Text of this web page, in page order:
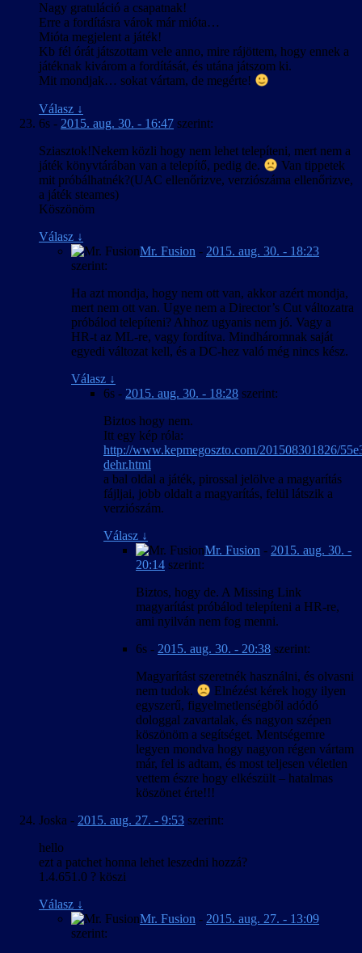
Nagy gratuláció a csapatnak!
Erre a fordításra várok már mióta…
Mióta megjelent a játék!
Kb fél órát játszottam vele anno, mire rájöttem, hogy ennek a
játéknak kivárom a fordítását, és utána játszom ki.
Mit mondjak… sokat vártam, de megérte!
Válasz ↓
6s - 2015. aug. 30. - 16:47 szerint:
Sziasztok!Nekem közli hogy nem lehet telepíteni, mert nem a
játék könyvtárában van a telepítő, pedig de.
Van tippetek
mit próbálhatnék?(UAC ellenőrizve, verziószáma ellenőrizve,
a játék steames)
Köszönöm
Válasz ↓
Mr. Fusion - 2015. aug. 30. - 18:23
szerint:
Ha azt mondja, hogy nem ott van, akkor azért mondja,
mert nem ott van. Ugye nem a Director’s Cut változatra
próbálod telepíteni? Ahhoz ugyanis nem jó. Vagy a
HR-t az ML-re, vagy fordítva. Mindháromnak saját
egyedi változat kell, és a DC-hez való még nincs kész.
Válasz ↓
6s - 2015. aug. 30. - 18:28 szerint:
Biztos hogy nem.
Itt egy kép róla:
http://www.kepmegoszto.com/201508301826/
dehr.html
a bal oldal a játék, pirossal jelölve a magyarítás
fájljai, jobb oldalt a magyarítás, felül látszik a
verziószám.
Válasz ↓
Mr. Fusion - 2015. aug. 30. -
20:14 szerint:
Biztos, hogy de. A Missing Link
magyarítást próbálod telepíteni a HR-re,
ami nyilván nem fog menni.
6s - 2015. aug. 30. - 20:38 szerint:
Magyarítást szeretnék használni, és olvasni
nem tudok.
Elnézést kérek hogy ilyen
egyszerű, figyelmetlenségből adódó
dologgal zavartalak, és nagyon szépen
köszönöm a segítséget. Mentségemre
legyen mondva hogy nagyon régen vártam
már, fel is adtam, és most teljesen véletlen
vettem észre hogy elkészült – hatalmas
köszönet érte!!!
Joska - 2015. aug. 27. - 9:53 szerint:
hello
ezt a patchet honna lehet leszedni hozzá?
1.4.651.0 ? köszi
Válasz ↓
Mr. Fusion - 2015. aug. 27. - 13:09
szerint: